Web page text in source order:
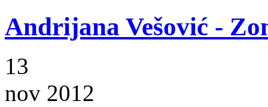
Andrijana Vešović -
13
nov 2012